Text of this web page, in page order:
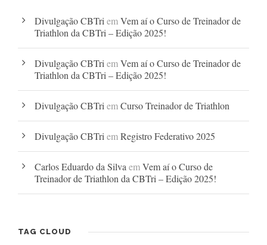
Divulgação CBTriemVem aí o Curso de Treinador de
Triathlon da CBTri – Edição 2025!
Divulgação CBTriemVem aí o Curso de Treinador de
Triathlon da CBTri – Edição 2025!
Divulgação CBTriemCurso Treinador de Triathlon
Divulgação CBTriemRegistro Federativo 2025
Carlos Eduardo da SilvaemVem aí o Curso de
Treinador de Triathlon da CBTri – Edição 2025!
TAG CLOUD